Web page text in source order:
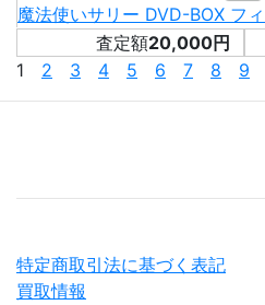
魔法使いサリー DVD-BOX フ
20,000円
1 2 3 4 5 6 7 8 9
特定商取引法に基づく表記
買取情報